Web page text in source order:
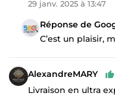
29 janv. 2025 à 13:47
Réponse de
C’est un plaisir,
AlexandreMARY
Livraison en ultra